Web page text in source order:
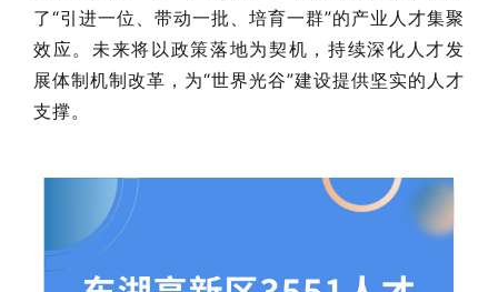
了“引进一位、带动一批、培育一群”的产业人才集聚
效应。未来将以政策落地为契机，持续深化人才发
展体制机制改革，为“世界光谷”建设提供坚实的人才
支撑。